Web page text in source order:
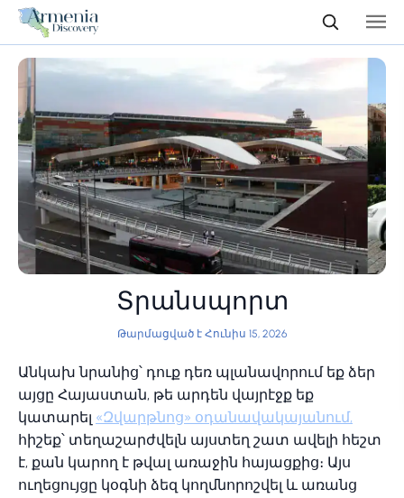
Տրանսպորտ
Թարմացված է Հունիս 15, 2026
Անկախ նրանից՝ դուք դեռ պլանավորում եք ձեր
այցը Հայաստան, թե արդեն վայրէջք եք
կատարել «Զվարթնոց» օդանավակայանում,
հիշեք՝ տեղաշարժվելն այստեղ շատ ավելի հեշտ
է, քան կարող է թվալ առաջին հայացքից։ Այս
ուղեցույցը կօգնի ձեզ կողմնորոշվել և առանց